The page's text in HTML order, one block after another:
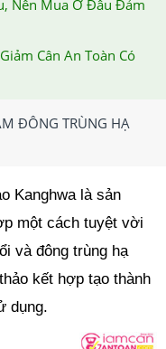
Nên Mua Ở Đâu Đảm
Cân An Toàn Có
ĐÔNG TRÙNG HẠ
Kanghwa là sản
một cách tuyệt vời
và đông trùng hạ
kết hợp tạo thành
dụng.